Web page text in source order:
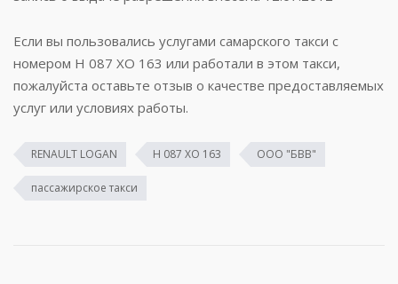
Если вы пользовались услугами самарского такси с
номером Н 087 ХО 163 или работали в этом такси,
пожалуйста оставьте отзыв о качестве предоставляемых
услуг или условиях работы.
RENAULT LOGAN Н 087 ХО 163 ООО "БВВ"
пассажирское такси